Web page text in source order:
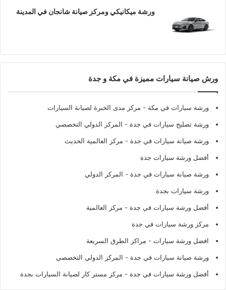
ورشة ميكانيكي ومركز صيانة شانجان في المدينة
ورش صيانة سيارات مميزة في مكة و جدة
ورشة سيارات في مكة - مركز مدى الخبرة لصيانة السيارات
ورشة تصليح سيارات في جدة - المركز الدولي التخصصي
ورشة صيانة سيارات في جدة - مركز العالمية الحديث
أفضل ورشة سيارات جدة
ورشة صيانة سيارات في جدة - المركز الدولي
ورشة سيارات بجدة
أفضل ورشة سيارات في جدة - مركز العالمية
مركز ورشة سيارات في جدة
افضل ورشة سيارات - مراكز الطرق السريعة
ورشة صيانة سيارات في جدة - المركز الدولي التخصصي
أفضل ورشة سيارات في جدة - مركز مستر كار لصيانة السيارات بجدة